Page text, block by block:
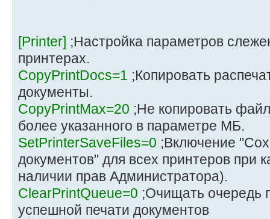
[Printer] ;Настройка параметров
принтерах.
CopyPrintDocs=1 ;Копировать
документы.
CopyPrintMax=20 ;Не копировать
более указанного в параметре МБ.
SetPrinterSaveFiles=0 ;Включение
документов" для всех принтеров при
наличии прав Администратора).
ClearPrintQueue=0 ;Очищать очередь
успешной печати документов